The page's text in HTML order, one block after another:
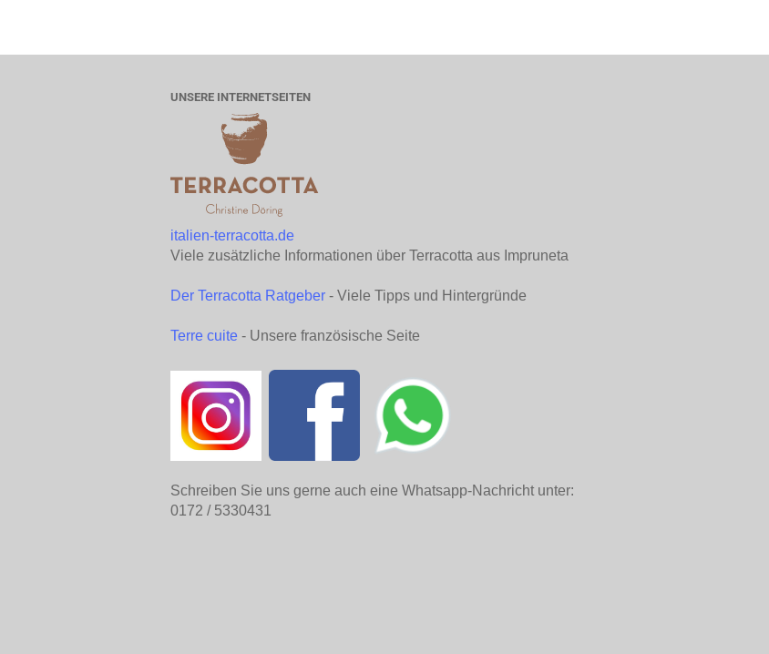
UNSERE INTERNETSEITEN
italien-terracotta.de
Viele zusätzliche Informationen über Terracotta aus Impruneta
Der Terracotta Ratgeber - Viele Tipps und Hintergründe
Terre cuite - Unsere französische Seite
Schreiben Sie uns gerne auch eine Whatsapp-Nachricht unter:
0172 / 5330431